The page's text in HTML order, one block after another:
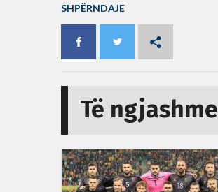
SHPËRNDAJE
Të ngjashme